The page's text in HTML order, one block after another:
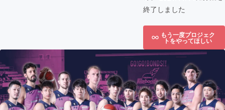
終了しました
もう一度プロジェク
トをやってほしい